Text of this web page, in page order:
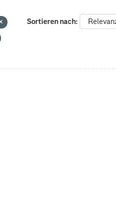
Sortieren nach